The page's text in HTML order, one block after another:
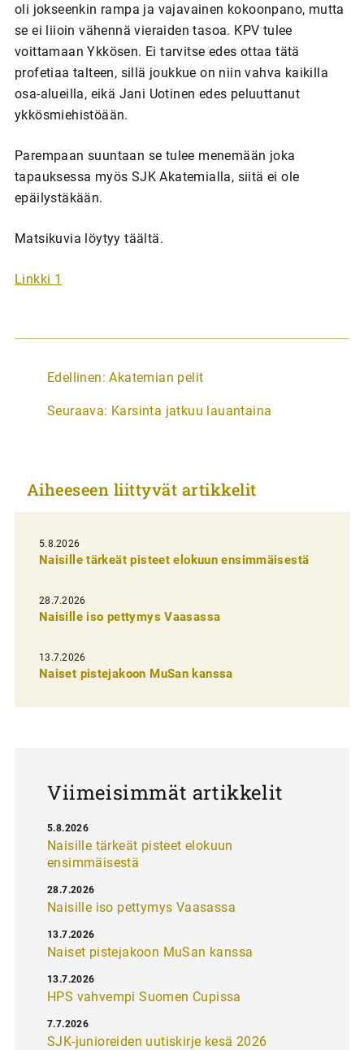
oli jokseenkin rampa ja vajavainen kokoonpano, mutta
se ei liioin vähennä vieraiden tasoa. KPV tulee
voittamaan Ykkösen. Ei tarvitse edes ottaa tätä
profetiaa talteen, sillä joukkue on niin vahva kaikilla
osa-alueilla, eikä Jani Uotinen edes peluuttanut
ykkösmiehistöään.
Parempaan suuntaan se tulee menemään joka
tapauksessa myös SJK Akatemialla, siitä ei ole
epäilystäkään.
Matsikuvia löytyy täältä.
Linkki 1
A
t
k
e
l
i
e
n
e
Edellinen: Akatemian pelit
Seuraava: Karsinta jatkuu lauantaina
Aiheeseen liittyvät artikkelit
5.8.2026
Naisille tärkeät pisteet elokuun ensimmäisestä
28.7.2026
Naisille iso pettymys Vaasassa
13.7.2026
Naiset pistejakoon MuSan kanssa
Viimeisimmät artikkelit
Naisille tärkeät pisteet elokuun
ensimmäisestä
5.8.2026
Naisille iso pettymys Vaasassa
28.7.2026
Naiset pistejakoon MuSan kanssa
13.7.2026
HPS vahvempi Suomen Cupissa
13.7.2026
SJK-junioreiden uutiskirje kesä 2026
7.7.2026